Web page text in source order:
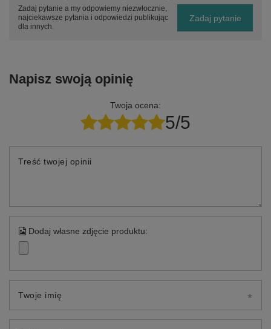
Zadaj pytanie a my odpowiemy niezwłocznie,
najciekawsze pytania i odpowiedzi publikując
dla innych.
Zadaj pytanie
Napisz swoją opinię
Twoja ocena:
5/5
Treść twojej opinii
Dodaj własne zdjęcie produktu:
Twoje imię